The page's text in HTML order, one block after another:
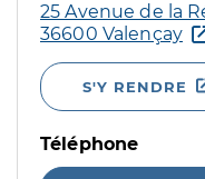
25 Avenue de la
36600 Valençay
S'Y RENDRE
Téléphone